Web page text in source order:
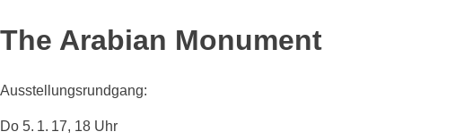
The Arabian Monument
Ausstellungsrundgang:
Do 5. 1. 17, 18 Uhr